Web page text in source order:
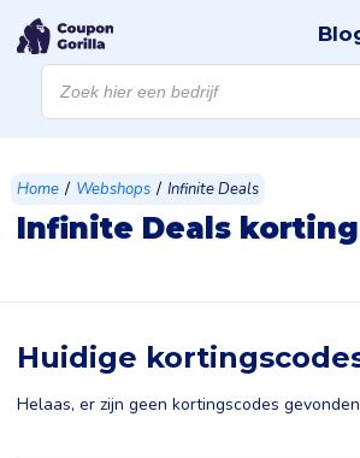
Producten
zoeken
Home / Webshops / Infinite Deals
Infinite Deals
Huidige
Helaas, er zijn geen kortingscodes